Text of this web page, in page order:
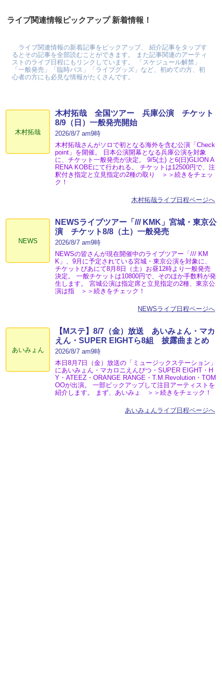
ライブ関連情報ピックアップ 新着情報！
ライブ関連情報の新着記事をピックアップ、 紹介記事をタップす
るとその記事を全部読むことができます。 また記事関連のアーティ
ストのライブ日程にもリンクしています。 「スケジュール解禁」
「一般発売」「臨時バス」「ライブグッズ」など、初めての方、初
心者の方にも必見な情報がたくさんです。
木村拓哉
木村拓哉 全国ツアー 兵庫公演 チケット
8/9（日）一般発売開始
2026/8/7 am9時
木村拓哉さんがソロで初となる海外を含む公演「Check
point」を開催。 日本公演開幕となる兵庫公演を対象
に、チケット一般発売が決定。 9/5(土) と6(日)GLION A
RENA KOBEにて行われる。 チケットは12500円で、注
釈付き指定と立見指定の2種の取り ＞＞続きをチェッ
ク！
木村拓哉ライブ日程ページへ
NEWS
NEWSライブツアー「/// KMK」宮城・東京公
演 チケット8/8（土）一般発売
2026/8/7 am9時
NEWSの皆さんが現在開催中のライブツアー「/// KM
K」、9月に予定されている宮城・東京公演を対象に、
チケットぴあにて8月8日（土）お昼12時より一般発売
決定。 一般チケットは10800円で、そのほか手数料が発
生します。 宮城公演は指定席と立見指定の2種、東京公
演は指 ＞＞続きをチェック！
NEWSライブ日程ページへ
あいみょん
【Mステ】8/7（金）放送 あいみょん・マカ
えん・SUPER EIGHTら8組 披露曲まとめ
2026/8/7 am9時
本日8月7日（金）放送の「ミュージックステーション」
にあいみょん・マカロニえんぴつ・SUPER EIGHT・H
Y・ATEEZ・ORANGE RANGE・T.M.Revolution・TOM
OOが出演。 一部ピックアップして注目アーティストを
紹介します。 まず、あいみょ ＞＞続きをチェック！
あいみょんライブ日程ページへ